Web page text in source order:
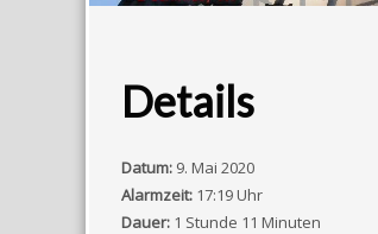
Details
Datum: 9. Mai 2020
Alarmzeit: 17:19 Uhr
Dauer: 1 Stunde 11 Minuten